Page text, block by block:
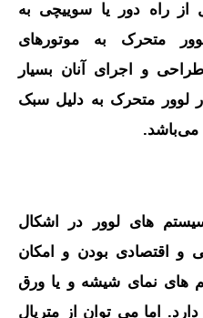
راه دور یا سوییچی به
متحرک به موتورهای
طراحی و اجرای آنان بسیار
لوور متحرک به دلیل سبک
می‌باشد.
های لوور در اشکال
و اقتصادی بودن و امکان
های نمای شیشه و یا ورق
اما می توان از متریال